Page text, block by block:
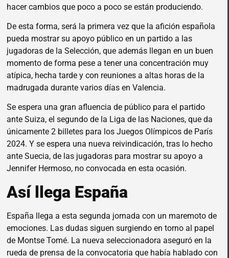
hacer cambios que poco a poco se están produciendo.
De esta forma, será la primera vez que la afición española
pueda mostrar su apoyo público en un partido a las
jugadoras de la Selección, que además llegan en un buen
momento de forma pese a tener una concentración muy
atípica, hecha tarde y con reuniones a altas horas de la
madrugada durante varios días en Valencia.
Se espera una gran afluencia de público para el partido
ante Suiza, el segundo de la Liga de las Naciones, que da
únicamente 2 billetes para los Juegos Olímpicos de París
2024. Y se espera una nueva reivindicación, tras lo hecho
ante Suecia, de las jugadoras para mostrar su apoyo a
Jennifer Hermoso, no convocada en esta ocasión.
Así llega España
España llega a esta segunda jornada con un maremoto de
emociones. Las dudas siguen surgiendo en torno al papel
de Montse Tomé. La nueva seleccionadora aseguró en la
rueda de prensa de la convocatoria que había hablado con